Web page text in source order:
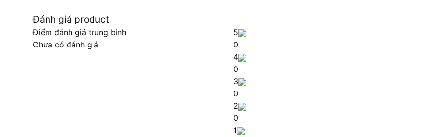
Đánh giá product
Điểm đánh giá trung bình
Chưa có đánh giá
5
0
4
0
3
0
2
0
1